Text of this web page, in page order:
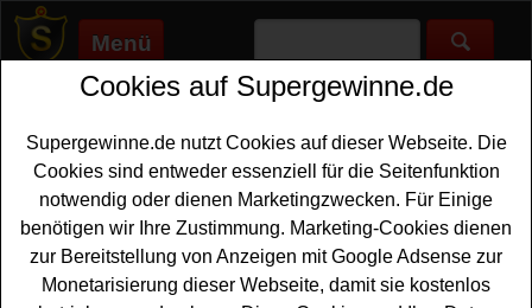
Menü
Supergewinne.de>Gewinnspiele>Technik Gewinnspiele>
Anzeige:
Anzeige:
Madame Gewinnspiel - Heißluft
Cookies auf Supergewinne.de
Supergewinne.de nutzt Cookies auf dieser Webseite. Die
Cookies sind entweder essenziell für die Seitenfunktion
notwendig oder dienen Marketingzwecken. Für Einige
benötigen wir Ihre Zustimmung. Marketing-Cookies dienen
zur Bereitstellung von Anzeigen mit Google Adsense zur
Monetarisierung dieser Webseite, damit sie kostenlos